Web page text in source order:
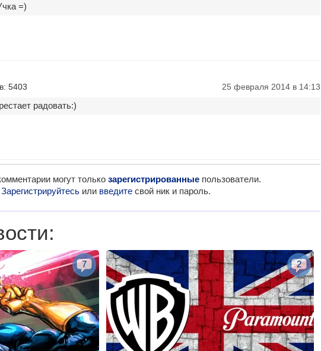
=)
5403 25 февраля 2014 в 14:13
радовать:)
могут только зарегистрированные пользователи.
Зарегистрируйтесьили введитесвой ник и пароль.
7 2